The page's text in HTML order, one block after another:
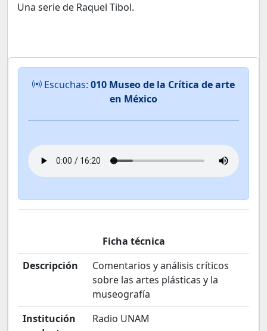
Una serie de Raquel Tibol.
Escuchas: 010 Museo de la Crítica de arte
en México
Ficha técnica
Descripción
Comentarios y análisis críticos
sobre las artes plásticas y la
museografía
Institución
Radio UNAM